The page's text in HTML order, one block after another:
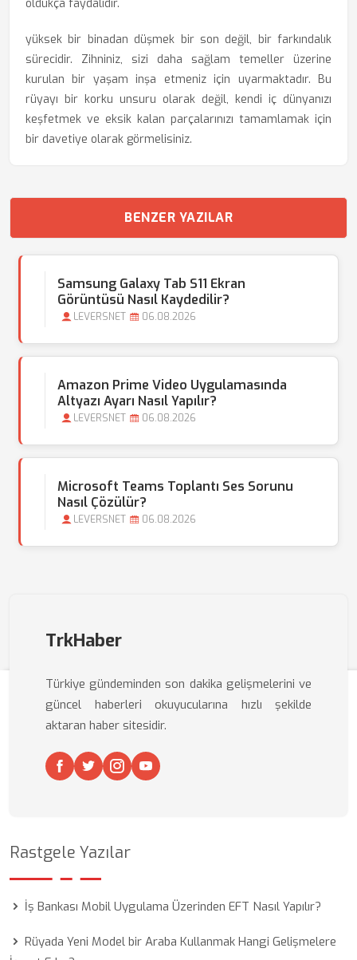
oldukça faydalıdır.
yüksek bir binadan düşmek bir son değil, bir farkındalık
sürecidir. Zihniniz, sizi daha sağlam temeller üzerine
kurulan bir yaşam inşa etmeniz için uyarmaktadır. Bu
rüyayı bir korku unsuru olarak değil, kendi iç dünyanızı
keşfetmek ve eksik kalan parçalarınızı tamamlamak için
bir davetiye olarak görmelisiniz.
BENZER YAZILAR
Samsung Galaxy Tab S11 Ekran
Görüntüsü Nasıl Kaydedilir?
LEVERSNET 06.08.2026
Amazon Prime Video Uygulamasında
Altyazı Ayarı Nasıl Yapılır?
LEVERSNET 06.08.2026
Microsoft Teams Toplantı Ses Sorunu
Nasıl Çözülür?
LEVERSNET 06.08.2026
TrkHaber
Türkiye gündeminden son dakika gelişmelerini ve
güncel haberleri okuyucularına hızlı şekilde
aktaran haber sitesidir.
Rastgele Yazılar
İş Bankası Mobil Uygulama Üzerinden EFT Nasıl Yapılır?
Rüyada Yeni Model bir Araba Kullanmak Hangi Gelişmelere